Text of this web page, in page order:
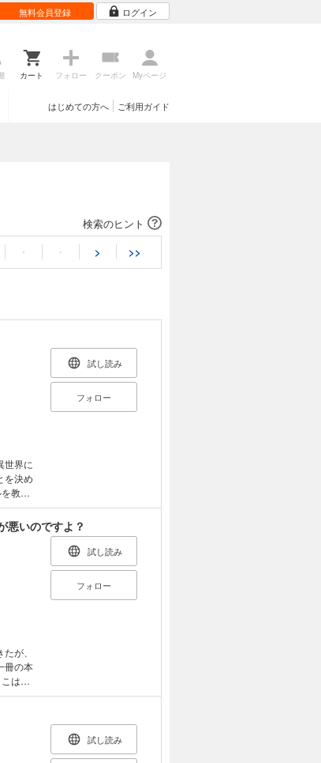
無料会員登録 ログイン
カート フォロー クーポン Myページ
ご利用ガイド
はじめての方へ
検索のヒント
・ ・ > >>
世界に
を決め
教え
お墨付
ーコ
試し読み
フォロー
いのですよ？
が、
冊の本
は小
シアは
、殺
く、
試し読み
フォロー
試し読み